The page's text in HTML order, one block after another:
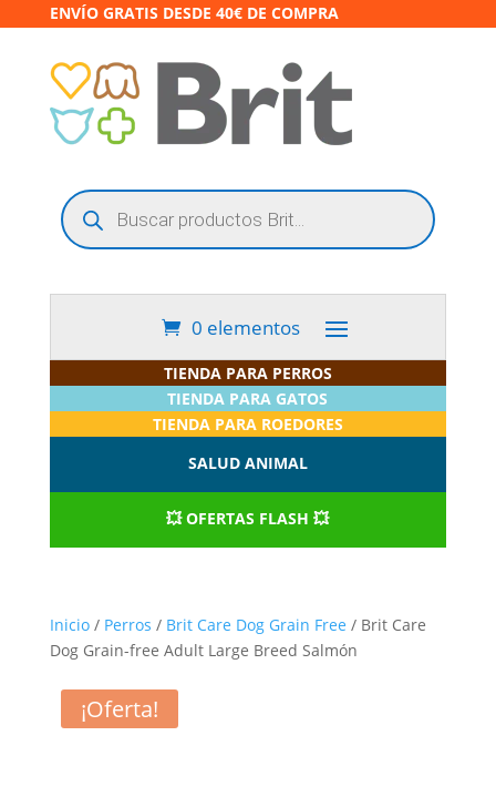
ENVÍO GRATIS DESDE 40€ DE COMPRA
Búsqueda
de
productos
0 elementos
TIENDA PARA PERROS
TIENDA PARA GATOS
TIENDA PARA ROEDORES
SALUD ANIMAL
💥 OFERTAS FLASH 💥
Inicio/ Perros / Brit Care Dog Grain Free / Brit Care
Dog Grain-free Adult Large Breed Salmón
¡Oferta!